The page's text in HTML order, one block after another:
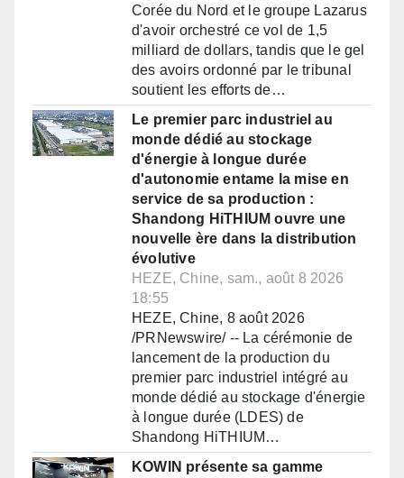
Corée du Nord et le groupe Lazarus
d'avoir orchestré ce vol de 1,5
milliard de dollars, tandis que le gel
des avoirs ordonné par le tribunal
soutient les efforts de…
Le premier parc industriel au
monde dédié au stockage
d'énergie à longue durée
d'autonomie entame la mise en
service de sa production :
Shandong HiTHIUM ouvre une
nouvelle ère dans la distribution
évolutive
HEZE, Chine, sam., août 8 2026
18:55
HEZE, Chine, 8 août 2026
/PRNewswire/ -- La cérémonie de
lancement de la production du
premier parc industriel intégré au
monde dédié au stockage d'énergie
à longue durée (LDES) de
Shandong HiTHIUM…
KOWIN présente sa gamme